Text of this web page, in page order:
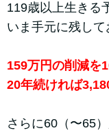
119歳以上生きる
いま手元に残し
159万円の削減を
20年続ければ
さらに60（〜65